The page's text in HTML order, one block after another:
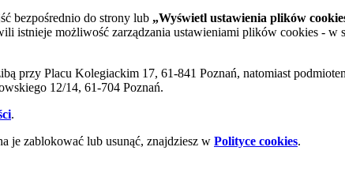
bezpośrednio do strony lub „Wyświetl ustawienia plików
istnieje możliwość zarządzania ustawieniami plików cookies - w
przy Placu Kolegiackim 17, 61-841 Poznań, natomiast
12/14, 61-704 Poznań.
.
je zablokować lub usunąć, znajdziesz w Polityce cookies.